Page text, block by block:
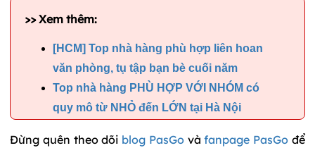
>> Xem thêm:
[HCM] Top nhà hàng phù hợp liên hoan
văn phòng, tụ tập bạn bè cuối năm
Top nhà hàng PHÙ HỢP VỚI NHÓM có
quy mô từ NHỎ đến LỚN tại Hà Nội
Đừng quên theo dõi blog PasGovàfanpage PasGo để